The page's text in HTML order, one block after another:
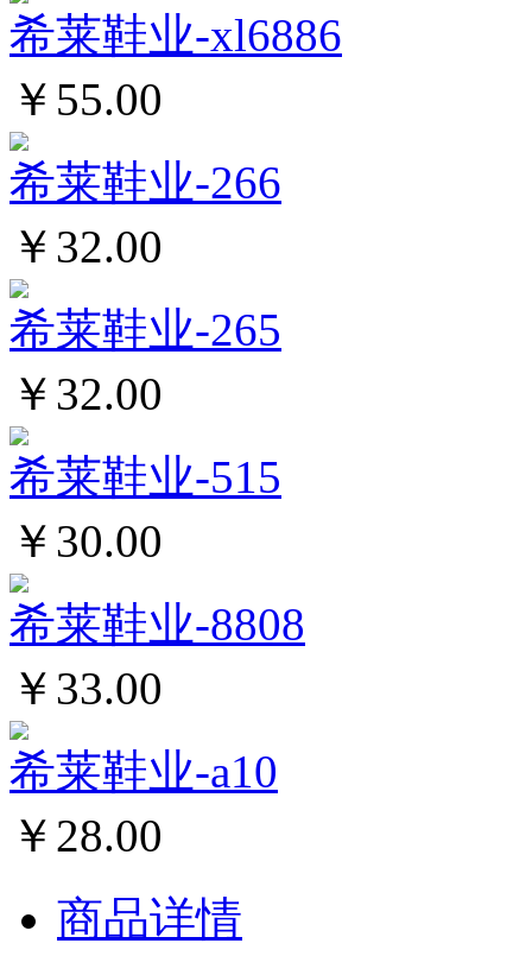
希莱鞋业-xl6886
￥55.00
希莱鞋业-266
￥32.00
希莱鞋业-265
￥32.00
希莱鞋业-515
￥30.00
希莱鞋业-8808
￥33.00
希莱鞋业-a10
￥28.00
商品详情